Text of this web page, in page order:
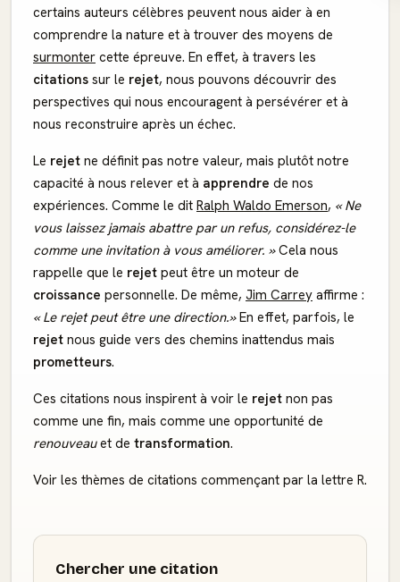
certains auteurs célèbres peuvent nous aider à en
comprendre la nature et à trouver des moyens de
surmonter cette épreuve. En effet, à travers les
citations sur le rejet, nous pouvons découvrir des
perspectives qui nous encouragent à persévérer et à
nous reconstruire après un échec.
Le rejet ne définit pas notre valeur, mais plutôt notre
capacité à nous relever et à apprendre de nos
expériences. Comme le dit Ralph Waldo Emerson, « Ne
vous laissez jamais abattre par un refus, considérez-le
comme une invitation à vous améliorer. »Cela nous
rappelle que le rejet peut être un moteur de
croissance personnelle. De même, Jim Carrey affirme :
« Le rejet peut être une direction.»En effet, parfois, le
rejet nous guide vers des chemins inattendus mais
prometteurs.
Ces citations nous inspirent à voir le rejet non pas
comme une fin, mais comme une opportunité de
renouveauet de transformation.
Voir les thèmes de citations commençant par la lettre R.
Chercher une citation